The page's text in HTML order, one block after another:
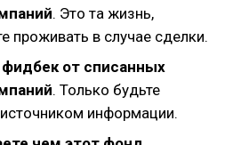
. Это та жизнь,
проживать в случае сделки.
от списанных
. Только будьте
информации.